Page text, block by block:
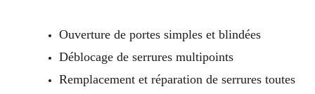
Ouverture de portes simples et blindées
Déblocage de serrures multipoints
Remplacement et réparation de serrures toutes